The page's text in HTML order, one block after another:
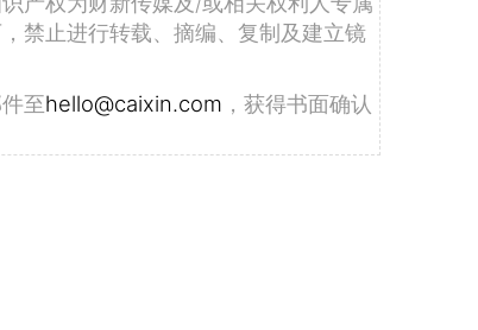
禁止进行转载、摘编、复制及建立镜
至hello@caixin.com ，获得书面确认